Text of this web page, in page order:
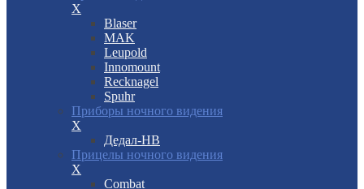
X
Blaser
MAK
Leupold
Innomount
Recknagel
Spuhr
Приборы ночного видения
X
Дедал-НВ
Прицелы ночного видения
X
Combat